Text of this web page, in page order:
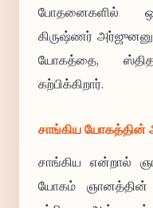
போதனைகளில்
கிருஷ்ணர்
யோகத்தை,
கற்பிக்கிறார்.
சாங்கிய யோகத்தின்
சாங்கிய என்றால்
யோகம் ஞானத்தின்